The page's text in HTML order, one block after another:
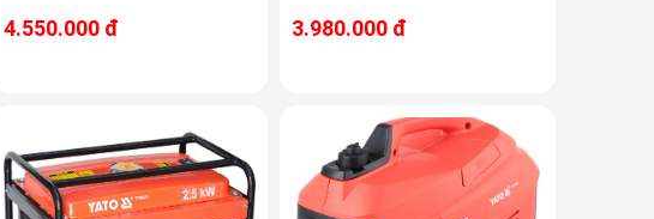
4.550.000 đ 3.980.000 đ